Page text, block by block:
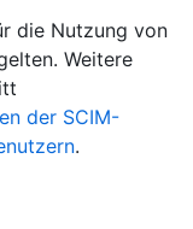
die Nutzung von
Weitere
der SCIM-
.